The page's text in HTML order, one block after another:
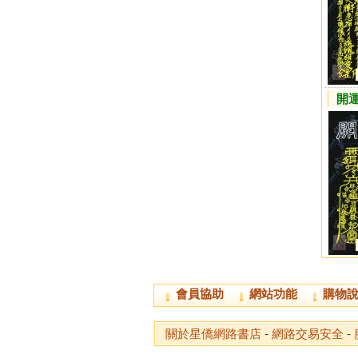
開
會員協助 網站功能 購物
關於星僑網路書店 - 網路交易安全 -